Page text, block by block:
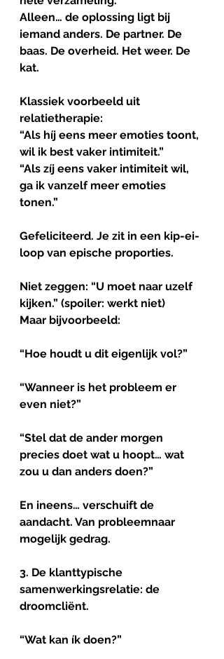
Alleen… de oplossing ligt bij
iemand anders. De partner. De
baas. De overheid. Het weer. De
kat.
Klassiek voorbeeld uit
relatietherapie:
“Als híj eens meer emoties toont,
wil ik best vaker intimiteit.”
“Als zíj eens vaker intimiteit wil,
ga ik vanzelf meer emoties
tonen.”
Gefeliciteerd. Je zit in een kip-ei-
loop van epische proporties.
Niet zeggen: “U moet naar uzelf
kijken.” (spoiler: werkt niet)
Maar bijvoorbeeld:
“Hoe houdt u dit eigenlijk vol?”
“Wanneer is het probleem er
even niet?”
“Stel dat de ander morgen
precies doet wat u hoopt… wat
zou u dan anders doen?”
En ineens… verschuift de
aandacht. Van probleemnaar
mogelijk gedrag.
3. De klanttypische
samenwerkingsrelatie: de
droomcliënt.
“Wat kan ík doen?”